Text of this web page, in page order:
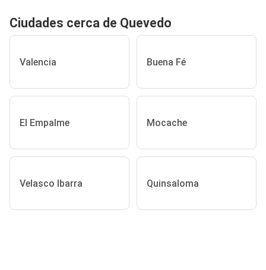
Ciudades cerca de Quevedo
Valencia Buena Fé
El Empalme Mocache
Velasco Ibarra Quinsaloma